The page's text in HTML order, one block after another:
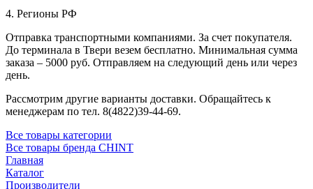
4. Регионы РФ
Отправка транспортными компаниями. За счет покупателя.
До терминала в Твери везем бесплатно. Минимальная сумма
заказа – 5000 руб. Отправляем на следующий день или через
день.
Рассмотрим другие варианты доставки. Обращайтесь к
менеджерам по тел. 8(4822)39-44-69.
Все товары категории
Все товары бренда CHINT
Главная
Каталог
Производители